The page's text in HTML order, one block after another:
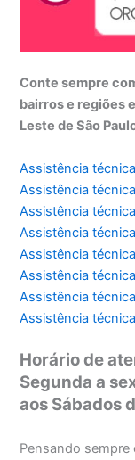
Conte sempre
bairros e regiões
Leste de São
Assistência
Assistência técnica
Assistência técnica
Assistência técnica
Assistência técnica
Assistência técnica
Assistência técnica
Assistência técnica
Horário de
Segunda a
aos Sábados
Pensando